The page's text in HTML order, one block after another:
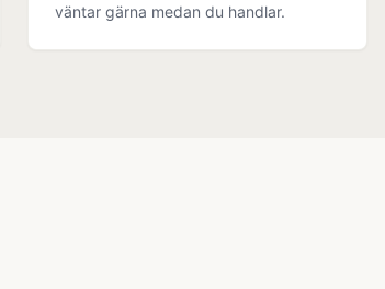
väntar gärna medan du handlar.